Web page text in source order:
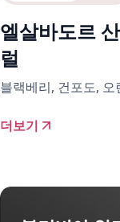
엘살바도르
럴
블랙베리, 건포도,
더보기